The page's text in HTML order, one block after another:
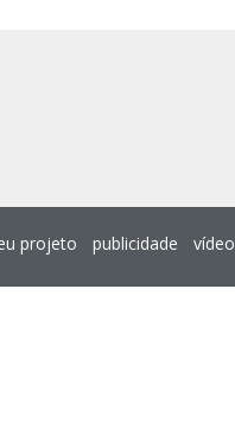
projeto publicidade vídeo